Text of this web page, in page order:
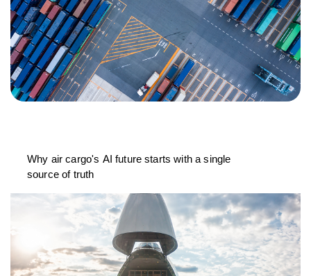
Why air cargo's AI future starts with a single
source of truth